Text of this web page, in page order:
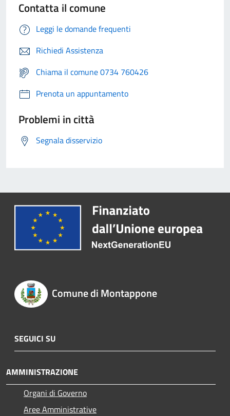
Contatta il comune
Leggi le domande frequenti
Richiedi Assistenza
Chiama il comune 0734 760426
Prenota un appuntamento
Problemi in città
Segnala disservizio
Comune di Montappone
SEGUICI SU
AMMINISTRAZIONE
Organi di Governo
Aree Amministrative